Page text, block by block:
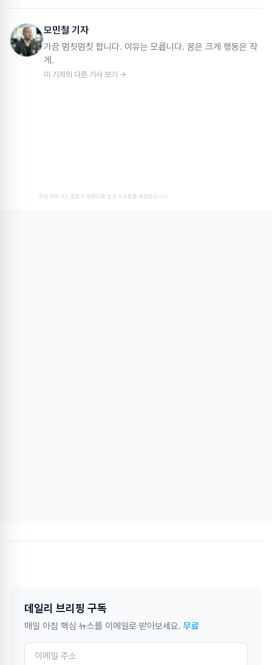
모민철 기자
가끔 멈칫멈칫 합니다. 이유는 모릅니다. 꿈은 크게 행동은 작
게.
이 기자의 다른 기사 보기 →
쿠팡 파트너스 활동의 일환으로 일정 수수료를 제공받습니다
데일리 브리핑 구독
매일 아침 핵심 뉴스를 이메일로 받아보세요. 무료